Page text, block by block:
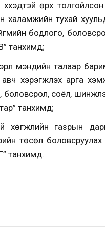
өрх
халамжийн тухай хуульд
бодлого,
танхимд;
мэндийн талаар
хэрэгжүүлэх арга
боловсрол, соёл,
танхимд;
хөгжлийн газрын
төсөл боловсруулах
танхимд.